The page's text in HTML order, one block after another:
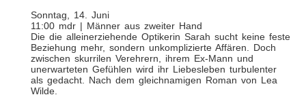
Sonntag, 14. Juni
11:00 mdr | Männer aus zweiter Hand
Die die alleinerziehende Optikerin Sarah sucht keine feste
Beziehung mehr, sondern unkomplizierte Affären. Doch
zwischen skurrilen Verehrern, ihrem Ex-Mann und
unerwarteten Gefühlen wird ihr Liebesleben turbulenter
als gedacht. Nach dem gleichnamigen Roman von Lea
Wilde.